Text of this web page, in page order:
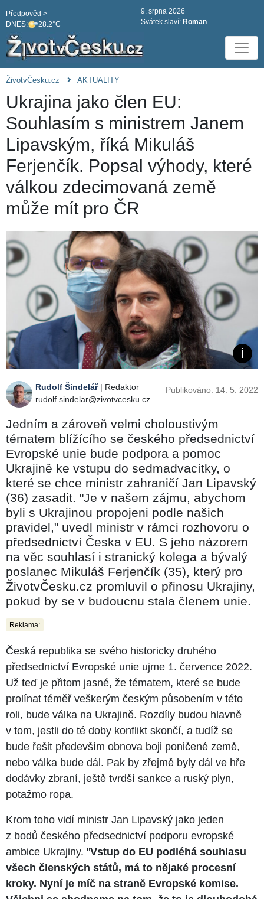
DNES: 28.2°C
Předpověd >
9. srpna 2026
Svátek slaví: Roman
ŽivotvČesku.cz AKTUALITY
Ukrajina jako člen EU:
Souhlasím s ministrem Janem
Lipavským, říká Mikuláš
Ferjenčík. Popsal výhody, které
válkou zdecimovaná země
může mít pro ČR
Rudolf Šindelář| Redaktor
rudolf.sindelar@zivotvcesku.cz
Publikováno: 14. 5. 2022
Jedním a zároveň velmi choloustivým
tématem blížícího se českého předsednictví
Evropské unie bude podpora a pomoc
Ukrajině ke vstupu do sedmadvacítky, o
které se chce ministr zahraničí Jan Lipavský
(36) zasadit. "Je v našem zájmu, abychom
byli s Ukrajinou propojeni podle našich
pravidel," uvedl ministr v rámci rozhovoru o
předsednictví Česka v EU. S jeho názorem
na věc souhlasí i stranický kolega a bývalý
poslanec Mikuláš Ferjenčík (35), který pro
ŽivotvČesku.cz promluvil o přinosu Ukrajiny,
pokud by se v budoucnu stala členem unie.
Reklama:
Česká republika se svého historicky druhého
předsednictví Evropské unie ujme 1. července 2022.
Už teď je přitom jasné, že tématem, které se bude
prolínat téměř veškerým českým působením v této
roli, bude válka na Ukrajině. Rozdíly budou hlavně
v tom, jestli do té doby konflikt skončí, a tudíž se
bude řešit především obnova boji poničené země,
nebo válka bude dál. Pak by zřejmě byly dál ve hře
dodávky zbraní, ještě tvrdší sankce a ruský plyn,
potažmo ropa.
Krom toho vidí ministr Jan Lipavský jako jeden
z bodů českého předsednictví podporu evropské
ambice Ukrajiny. "Vstup do EU podléhá souhlasu
všech členských států, má to nějaké procesní
kroky. Nyní je míč na straně Evropské komise.